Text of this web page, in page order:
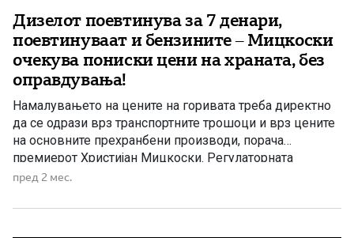
Дизелот поевтинува за 7 денари,
поевтинуваат и бензините – Мицкоски
очекува пониски цени на храната, без
оправдувања!
Намалувањето на цените на горивата треба директно
да се одрази врз транспортните трошоци и врз цените
на основните прехранбени производи, порача
премиерот Христијан Мицкоски. Регулаторната
комисија за енергетика донесе одлука за намалување
одлука, цената на бензинот ЕУРОСУПЕР БС-95 се
пред 2 мес.